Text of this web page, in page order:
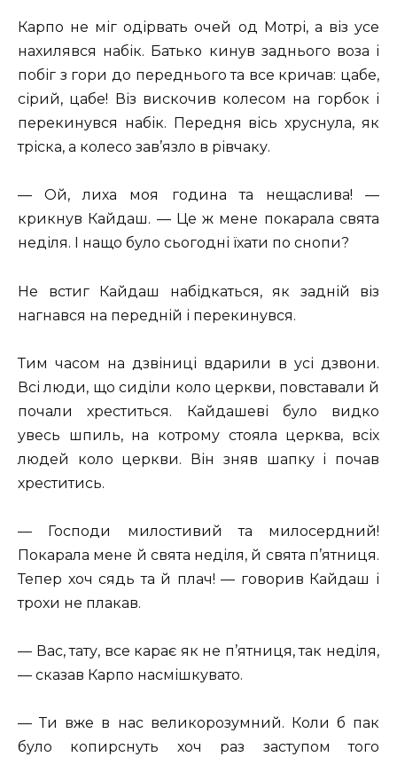
Карпо не міг одірвать очей од Мотрі, а віз усе
нахилявся набік. Батько кинув заднього воза і
побіг з гори до переднього та все кричав: цабе,
сірий, цабе! Віз вискочив колесом на горбок і
перекинувся набік. Передня вісь хруснула, як
тріска, а колесо зав’язло в рівчаку.
— Ой, лиха моя година та нещаслива! —
крикнув Кайдаш. — Це ж мене покарала свята
неділя. І нащо було сьогодні їхати по снопи?
Не встиг Кайдаш набідкаться, як задній віз
нагнався на передній і перекинувся.
Тим часом на дзвіниці вдарили в усі дзвони.
Всі люди, що сиділи коло церкви, повставали й
почали хреститься. Кайдашеві було видко
увесь шпиль, на котрому стояла церква, всіх
людей коло церкви. Він зняв шапку і почав
хреститись.
— Господи милостивий та милосердний!
Покарала мене й свята неділя, й свята п’ятниця.
Тепер хоч сядь та й плач! — говорив Кайдаш і
трохи не плакав.
— Вас, тату, все карає як не п’ятниця, так неділя,
— сказав Карпо насмішкувато.
— Ти вже в нас великорозумний. Коли б пак
було копирснуть хоч раз заступом того